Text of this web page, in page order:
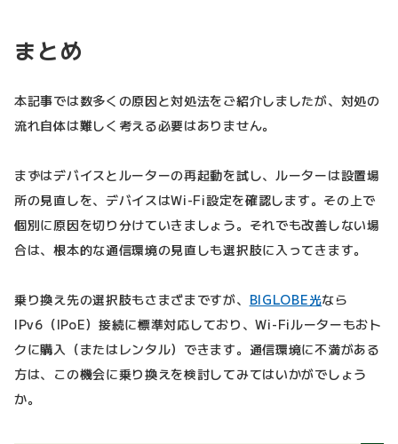
まとめ
本記事では数多くの原因と対処法をご紹介しましたが、対処の
流れ自体は難しく考える必要はありません。
まずはデバイスとルーターの再起動を試し、ルーターは設置場
所の見直しを、デバイスはWi-Fi設定を確認します。その上で
個別に原因を切り分けていきましょう。それでも改善しない場
合は、根本的な通信環境の見直しも選択肢に入ってきます。
乗り換え先の選択肢もさまざまですが、 BIGLOBE光なら
IPv6（IPoE）接続に標準対応しており、Wi-Fiルーターもおト
クに購入（またはレンタル）できます。通信環境に不満がある
方は、この機会に乗り換えを検討してみてはいかがでしょう
か。